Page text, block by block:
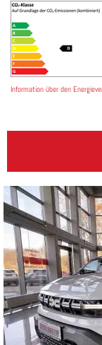
Information über den